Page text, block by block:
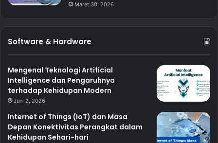
Maret 30, 2026
Software & Hardware
Mengenal Teknologi Artificial
Intelligence dan Pengaruhnya
terhadap Kehidupan Modern
Juni 2, 2026
Internet of Things (IoT) dan Masa
Depan Konektivitas Perangkat dalam
Kehidupan Sehari-hari